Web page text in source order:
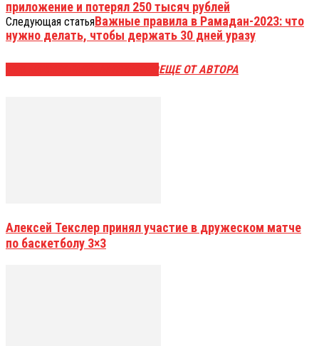
приложение и потерял 250 тысяч рублей
Следующая статьяВажные правила в Рамадан-2023: что
нужно делать, чтобы держать 30 дней уразу
ЕЩЕ ОТ АВТОРА
Алексей Текслер принял участие в дружеском матче
по баскетболу 3×3